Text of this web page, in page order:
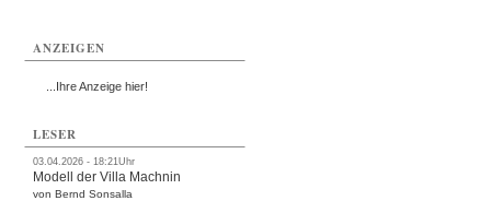
ANZEIGEN
...Ihre Anzeige hier!
LESER
03.04.2026 - 18:21Uhr
Modell der Villa Machnin
von Bernd Sonsalla